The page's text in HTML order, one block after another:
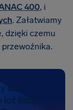
400, i
. Załatwiamy
dzięki czemu
lub
linią